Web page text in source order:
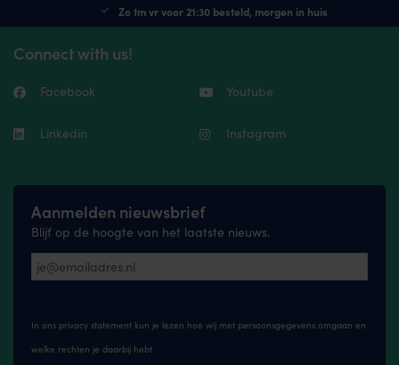
Zo tm vr voor 21:30 besteld, morgen in huis
Connect with us!
Facebook Youtube
Linkedin Instagram
Aanmelden nieuwsbrief
Blijf op de hoogte van het laatste nieuws.
In ons privacy statement kun je lezen hoe wij met persoonsgegevens omgaan en
welke rechten je daarbij hebt.